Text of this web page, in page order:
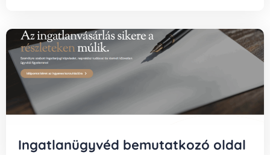
Ingatlanügyvéd bemutatkozó oldal